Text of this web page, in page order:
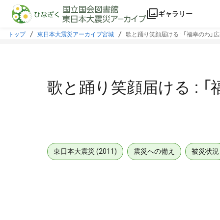
本文に飛ぶ
ギャラリー
トップ 東日本大震災アーカイブ宮城 歌と踊り笑顔届ける : 「福幸のわ」
歌と踊り笑顔届ける : 「
東日本大震災 (2011) 震災への備え 被災状況